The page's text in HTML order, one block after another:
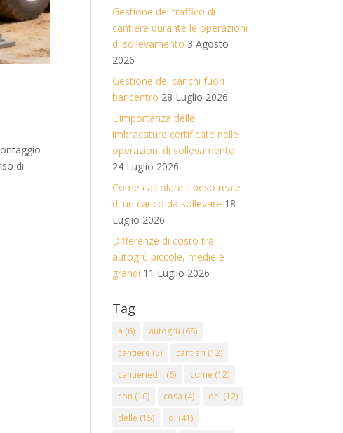
di
Gestione del traffico di
cantiere durante le operazioni
di sollevamento 3 Agosto
2026
Gestione dei carichi fuori
baricentro 28 Luglio 2026
L’importanza delle
imbracature certificate nelle
operazioni di sollevamento
24 Luglio 2026
Come calcolare il peso reale
di un carico da sollevare 18
Luglio 2026
Differenze di costo tra
autogrù piccole, medie e
grandi 11 Luglio 2026
Tag
a (6) autogrù (68)
cantiere (5) cantieri (12)
cantieriedili (6) come (12)
con (10) cosa (4) del (12)
delle (15) di (41)